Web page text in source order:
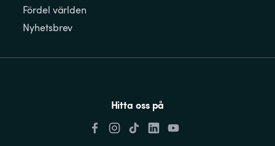
Fördel världen
Nyhetsbrev
Hitta oss på